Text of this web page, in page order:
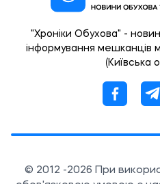
"Хроніки Обухова" -
інформування мешканців
(Київська
© 2012 -2026 При